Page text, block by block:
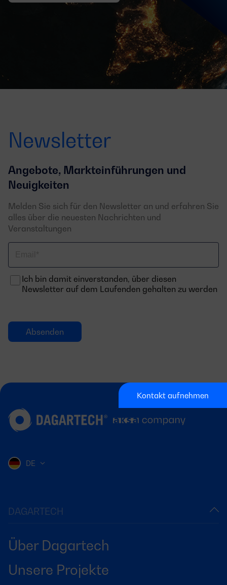
Newsletter
Angebote, Markteinführungen und
Neuigkeiten
Melden Sie sich für den Newsletter an und erfahren Sie
alles über die neuesten Nachrichten und
Veranstaltungen
Ich bin damit einverstanden, über diesen
Newsletter auf dem Laufenden gehalten zu werden
Kontakt aufnehmen
DAGARTECH
Über Dagartech
Unsere Projekte
DE